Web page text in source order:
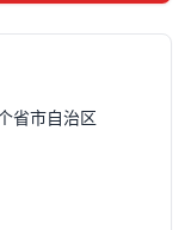
省市自治区